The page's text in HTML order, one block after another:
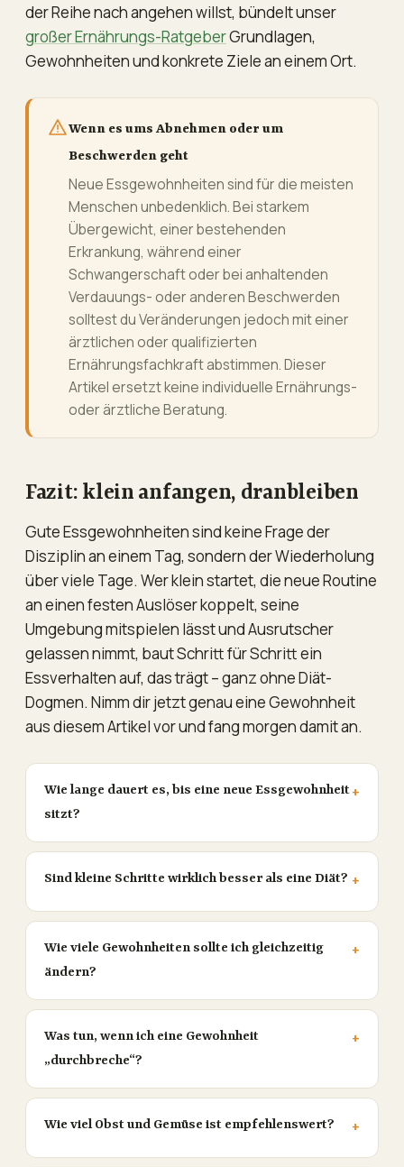
der Reihe nach angehen willst, bündelt unser
großer Ernährungs-RatgeberGrundlagen,
Gewohnheiten und konkrete Ziele an einem Ort.
Wenn es ums Abnehmen oder um
Beschwerden geht
Neue Essgewohnheiten sind für die meisten
Menschen unbedenklich. Bei starkem
Übergewicht, einer bestehenden
Erkrankung, während einer
Schwangerschaft oder bei anhaltenden
Verdauungs- oder anderen Beschwerden
solltest du Veränderungen jedoch mit einer
ärztlichen oder qualifizierten
Ernährungsfachkraft abstimmen. Dieser
Artikel ersetzt keine individuelle Ernährungs-
oder ärztliche Beratung.
Fazit: klein anfangen, dranbleiben
Gute Essgewohnheiten sind keine Frage der
Disziplin an einem Tag, sondern der Wiederholung
über viele Tage. Wer klein startet, die neue Routine
an einen festen Auslöser koppelt, seine
Umgebung mitspielen lässt und Ausrutscher
gelassen nimmt, baut Schritt für Schritt ein
Essverhalten auf, das trägt – ganz ohne Diät-
Dogmen. Nimm dir jetzt genau eine Gewohnheit
aus diesem Artikel vor und fang morgen damit an.
Wie lange dauert es, bis eine neue Essgewohnheit
sitzt?
Sind kleine Schritte wirklich besser als eine Diät?
Wie viele Gewohnheiten sollte ich gleichzeitig
ändern?
Was tun, wenn ich eine Gewohnheit
„durchbreche“?
Wie viel Obst und Gemüse ist empfehlenswert?